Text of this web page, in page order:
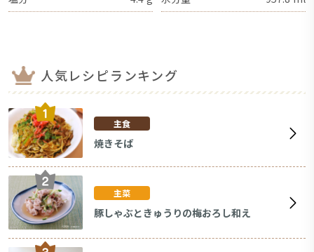
人気レシピランキング
主食
焼きそば
主菜
豚しゃぶときゅうりの梅おろし和え